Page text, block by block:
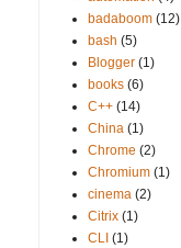
badaboom (12)
bash (5)
Blogger (1)
books (6)
C++ (14)
China (1)
Chrome (2)
Chromium (1)
cinema (2)
Citrix (1)
CLI (1)